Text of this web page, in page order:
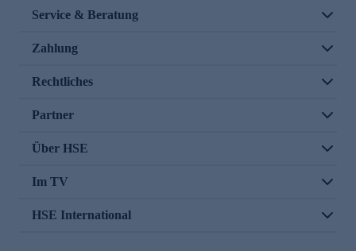
Service & Beratung
Zahlung
Rechtliches
Partner
Über HSE
Im TV
HSE International